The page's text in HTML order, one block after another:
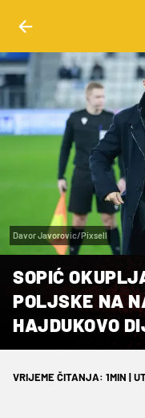
Davor Javorovic/Pixsell
SOPIĆ
POLJSKE NA
HAJDUKOVO
VRIJEME ČITANJA: 1MIN |